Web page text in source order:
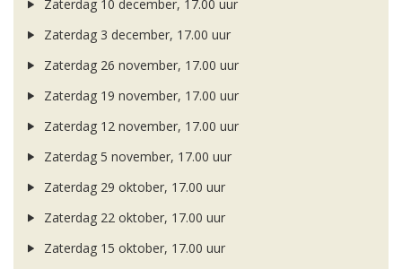
Zaterdag 10 december, 17.00 uur
Zaterdag 3 december, 17.00 uur
Zaterdag 26 november, 17.00 uur
Zaterdag 19 november, 17.00 uur
Zaterdag 12 november, 17.00 uur
Zaterdag 5 november, 17.00 uur
Zaterdag 29 oktober, 17.00 uur
Zaterdag 22 oktober, 17.00 uur
Zaterdag 15 oktober, 17.00 uur